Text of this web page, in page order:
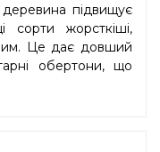
деревина підвищує
сорти жорсткіші,
Це дає довший
обертони, що